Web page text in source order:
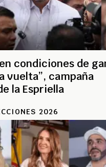
condiciones de
vuelta”, campaña
la Espriella
2026